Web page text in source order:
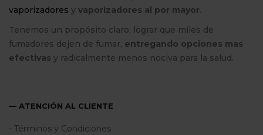
vaporizadores y vaporizadores al por mayor.
Tenemos un propósito claro; lograr que miles de
fumadores dejen de fumar, entregando opciones mas
efectivas y radicalmente menos nociva para la salud.
— ATENCIÓN AL CLIENTE
- Términos y Condiciones